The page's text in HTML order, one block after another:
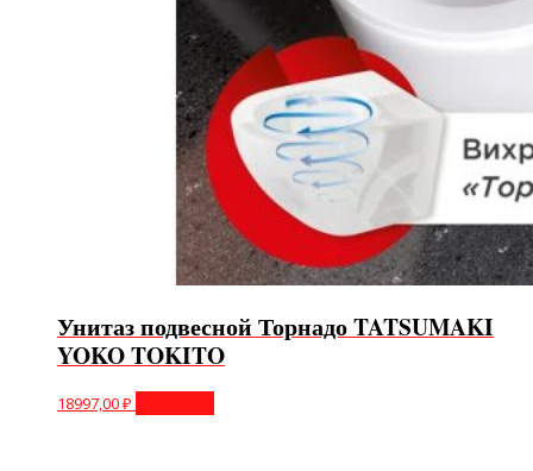
Унитаз подвесной Торнадо TATSUMAKI
YOKO TOKITO
18997,00₽